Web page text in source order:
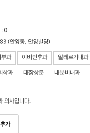
0
(안양동, 안양빌딩)
과 이비인후과 알레르기내과
학과 대장항문 내분비내과
의사입니다.
가